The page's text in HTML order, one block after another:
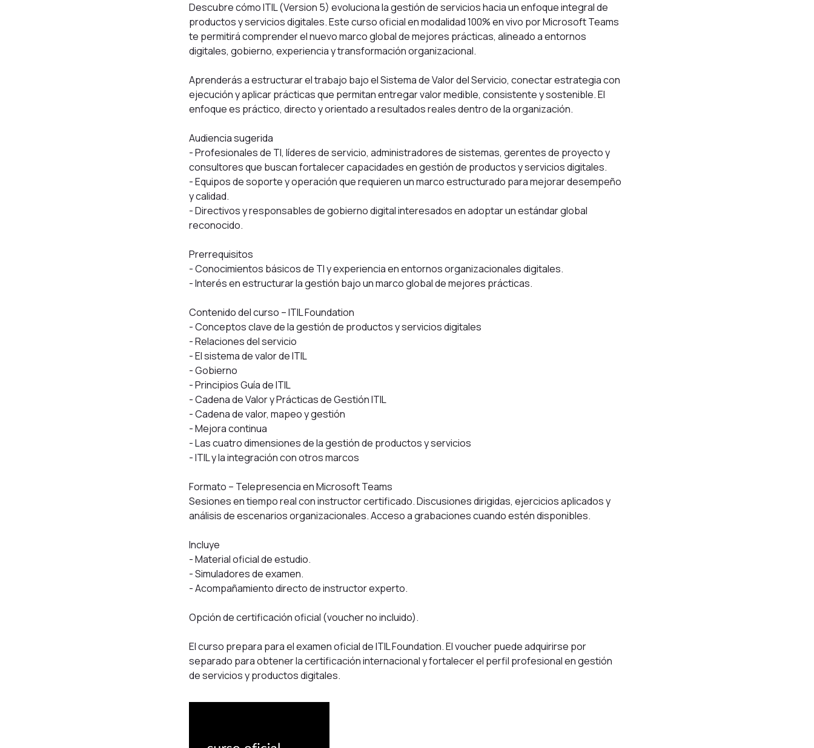
9
o
c
Descubre cómo ITIL (Version 5) evoluciona la gestión de servicios hacia un enfoque integral de
productos y servicios digitales. Este curso oficial en modalidad 100% en vivo por Microsoft Teams
te permitirá comprender el nuevo marco global de mejores prácticas, alineado a entornos
digitales, gobierno, experiencia y transformación organizacional.
Aprenderás a estructurar el trabajo bajo el Sistema de Valor del Servicio, conectar estrategia con
ejecución y aplicar prácticas que permitan entregar valor medible, consistente y sostenible. El
enfoque es práctico, directo y orientado a resultados reales dentro de la organización.
Audiencia sugerida
- Profesionales de TI, líderes de servicio, administradores de sistemas, gerentes de proyecto y
consultores que buscan fortalecer capacidades en gestión de productos y servicios digitales.
- Equipos de soporte y operación que requieren un marco estructurado para mejorar desempeño
y calidad.
- Directivos y responsables de gobierno digital interesados en adoptar un estándar global
reconocido.
Prerrequisitos
- Conocimientos básicos de TI y experiencia en entornos organizacionales digitales.
- Interés en estructurar la gestión bajo un marco global de mejores prácticas.
Contenido del curso – ITIL Foundation
- Conceptos clave de la gestión de productos y servicios digitales
- Relaciones del servicio
- El sistema de valor de ITIL
- Gobierno
- Principios Guía de ITIL
- Cadena de Valor y Prácticas de Gestión ITIL
- Cadena de valor, mapeo y gestión
- Mejora continua
- Las cuatro dimensiones de la gestión de productos y servicios
- ITIL y la integración con otros marcos
Formato – Telepresencia en Microsoft Teams
Sesiones en tiempo real con instructor certificado. Discusiones dirigidas, ejercicios aplicados y
análisis de escenarios organizacionales. Acceso a grabaciones cuando estén disponibles.
Incluye
- Material oficial de estudio.
- Simuladores de examen.
- Acompañamiento directo de instructor experto.
Opción de certificación oficial (voucher no incluido).
El curso prepara para el examen oficial de ITIL Foundation. El voucher puede adquirirse por
separado para obtener la certificación internacional y fortalecer el perfil profesional en gestión
de servicios y productos digitales.